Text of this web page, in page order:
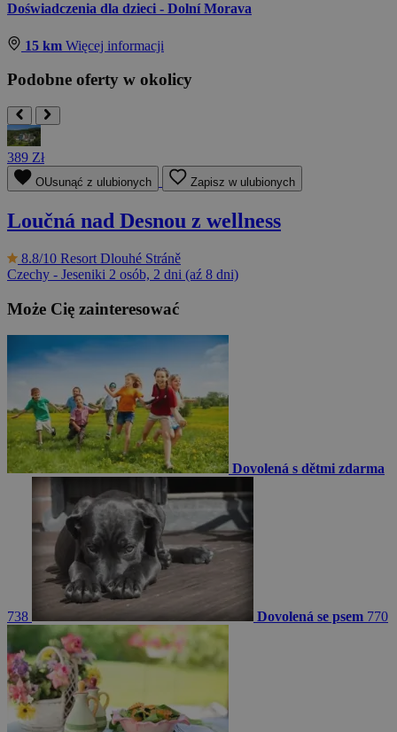
Doświadczenia dla dzieci - Dolní Morava
15 km Więcej informacji
Podobne oferty w okolicy
389 Zł
OUsunąć z ulubionych Zapisz w ulubionych
Loučná nad Desnou z wellness
8.8/10 Resort Dlouhé Stráně
Czechy - Jeseniki 2 osób, 2 dni (aź 8 dni)
Może Cię zainteresować
Dovolená s dětmi zdarma
738 Dovolená se psem 770